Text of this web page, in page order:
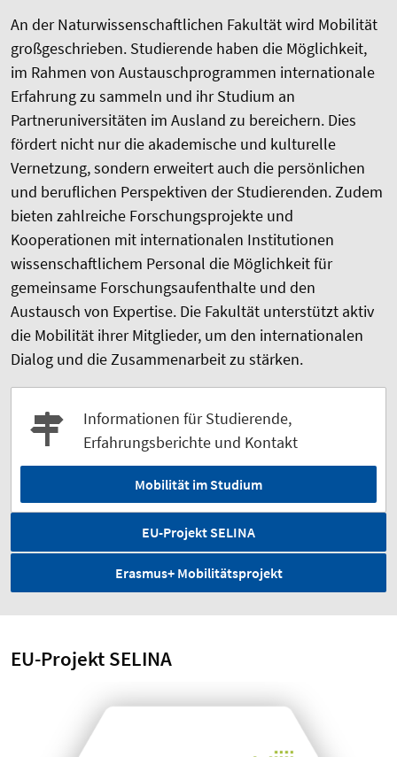
An der Naturwissenschaftlichen Fakultät wird Mobilität
großgeschrieben. Studierende haben die Möglichkeit,
im Rahmen von Austauschprogrammen internationale
Erfahrung zu sammeln und ihr Studium an
Partneruniversitäten im Ausland zu bereichern. Dies
fördert nicht nur die akademische und kulturelle
Vernetzung, sondern erweitert auch die persönlichen
und beruflichen Perspektiven der Studierenden. Zudem
bieten zahlreiche Forschungsprojekte und
Kooperationen mit internationalen Institutionen
wissenschaftlichem Personal die Möglichkeit für
gemeinsame Forschungsaufenthalte und den
Austausch von Expertise. Die Fakultät unterstützt aktiv
die Mobilität ihrer Mitglieder, um den internationalen
Dialog und die Zusammenarbeit zu stärken.
Informationen für Studierende,
Erfahrungsberichte und Kontakt
Mobilität im Studium
EU-Projekt SELINA
Erasmus+ Mobilitätsprojekt
EU-Projekt SELINA